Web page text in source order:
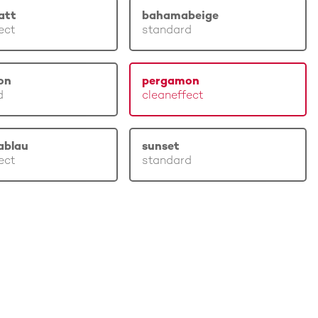
bahamabeige
standard
pergamon
cleaneffect
sunset
standard